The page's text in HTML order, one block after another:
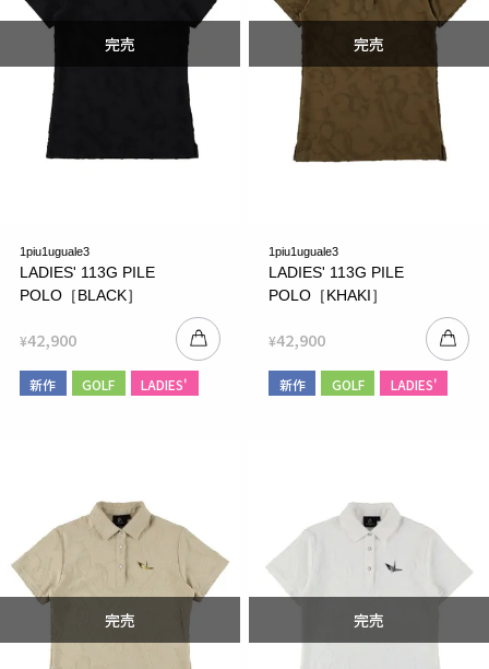
1piu1uguale3
LADIES' 113G PILE
POLO［BLACK］
¥42,900
新作 GOLF LADIES'
1piu1uguale3
LADIES' 113G PILE
POLO［KHAKI］
¥42,900
新作 GOLF LADIES'